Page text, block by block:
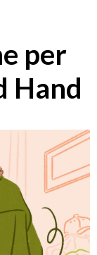
per
Hand